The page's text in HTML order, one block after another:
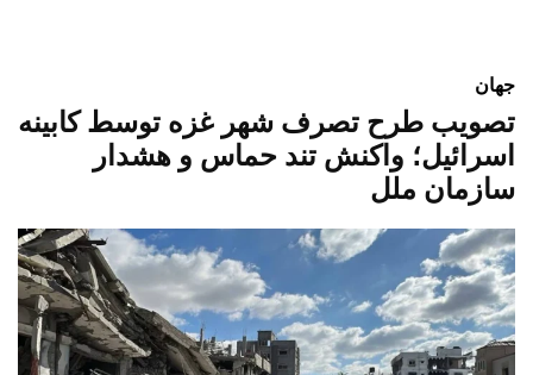
جهان
تصویب طرح تصرف شهر غزه توسط کابینه
اسرائیل؛ واکنش تند حماس و هشدار
سازمان ملل